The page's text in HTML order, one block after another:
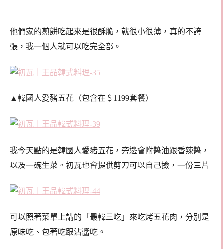
他們家的煎餅吃起來是很酥脆，就很小很薄，真的不誇
張，我一個人就可以吃完全部。
▲韓國人愛豬五花（包含在＄1199套餐）
我今天點的是韓國人愛豬五花，旁邊會附醬油跟香辣醬，
以及一碗生菜。初瓦也會提供剪刀可以自己撿，一份三片
可以照著菜單上講的「最韓三吃」來吃烤五花肉，分別是
原味吃、包著吃跟沾醬吃。